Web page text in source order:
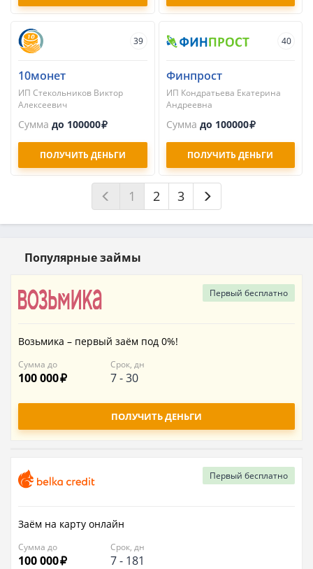
39
10монет
ИП Стекольников Виктор
Алексеевич
Сумма до 100000
ПОЛУЧИТЬ ДЕНЬГИ
40
Финпрост
ИП Кондратьева Екатерина
Андреевна
Сумма до 100000
ПОЛУЧИТЬ ДЕНЬГИ
1 2 3
Популярные займы
Возьмика – первый заём под 0%!
Сумма до
100 000
Срок, дн
7-30
Первый бесплатно
ПОЛУЧИТЬ ДЕНЬГИ
Заём на карту онлайн
Сумма до
100 000
Срок, дн
7- 181
Первый бесплатно